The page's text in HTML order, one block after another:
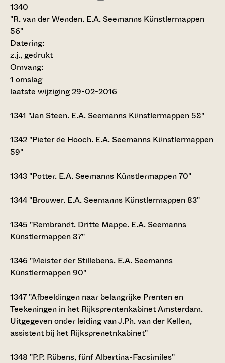
1340
"R. van der Wenden. E.A. Seemanns Künstlermappen
56"
Datering:
z.j., gedrukt
Omvang:
1 omslag
laatste wijziging 29-02-2016
1341 "Jan Steen. E.A. Seemanns Künstlermappen 58"
1342 "Pieter de Hooch. E.A. Seemanns Künstlermappen
59"
1343 "Potter. E.A. Seemanns Künstlermappen 70"
1344 "Brouwer. E.A. Seemanns Künstlermappen 83"
1345 "Rembrandt. Dritte Mappe. E.A. Seemanns
Künstlermappen 87"
1346 "Meister der Stillebens. E.A. Seemanns
Künstlermappen 90"
1347 "Afbeeldingen naar belangrijke Prenten en
Teekeningen in het Rijksprentenkabinet Amsterdam.
Uitgegeven onder leiding van J.Ph. van der Kellen,
assistent bij het Rijksprenetnkabinet"
1348 "P.P. Rübens, fünf Albertina-Facsimiles"